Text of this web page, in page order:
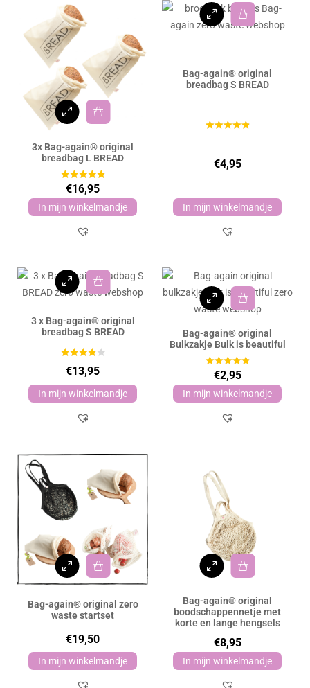
3x Bag-again® original
breadbag L BREAD
€16,95
In mijn winkelmandje
Bag-again® original
breadbag S BREAD
€4,95
In mijn winkelmandje
3 x Bag-again® original
breadbag S BREAD
€13,95
In mijn winkelmandje
Bag-again® original
Bulkzakje Bulk is beautiful
€2,95
In mijn winkelmandje
Bag-again® original zero
waste startset
€19,50
In mijn winkelmandje
Bag-again® original
boodschappennetje met
korte en lange hengsels
€8,95
In mijn winkelmandje